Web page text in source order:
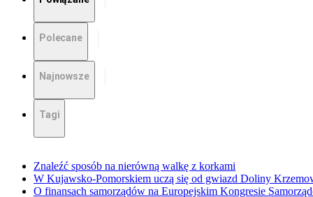
Polecane
Najnowsze
Tagi
Znaleźć sposób na nierówną walkę z korkami
W Kujawsko-Pomorskiem uczą się od gwiazd Doliny
O finansach samorządów na Europejskim Kongresie